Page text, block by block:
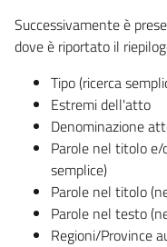
Successivamente è
dove è riportato il
Tipo (ricerca
Estremi dell'atto
Denominazione
Parole nel titolo
semplice)
Parole nel titolo
Parole nel testo
Regioni/Province